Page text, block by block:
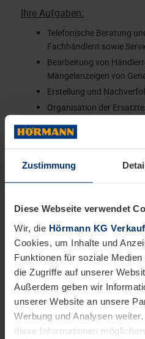
Zustimmung
Diese Webseite verwendet
Wir, die Hörmann KG
Cookies, um Inhalte und
Funktionen für soziale
die Zugriffe auf unserer
Außerdem geben wir
unserer Website an unsere
Werbung und Analysen
diese Informationen
Ihre Aufgaben:
Telefonische Beratung
Fachhändlern sowie
Bearbeitung von
Mängelanzeigen von
Erstellung und
Organisation der
Auftragsabwicklung und
Abstimmung mit
zur Montageplanung
Tragen Sie zu unserem
Das bringen Sie mit:
Kaufmännische
Vertriebsinnendienst
Sicherer Umgang mit MS
Technische Affinität und
Produktwelt einzuarbeiten
Kommunikationsstärke,